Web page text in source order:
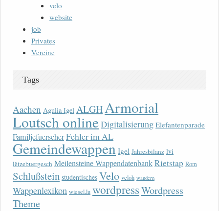
velo
website
job
Privates
Vereine
Tags
Aachen Agulia Igel ALGHArmorial
Loutsch onlineDigitalisierung Elefantenparade
FamiljefuerscherFehler im AL
Gemeindewappen Igel Jahresbilanz lvi
lëtzebuergesch Meilensteine WappendatenbankRietstap Rom
Schlußstein studentisches Velo veloh wandern
Wappenlexikon wiesel.lu wordpressWordpress
Theme